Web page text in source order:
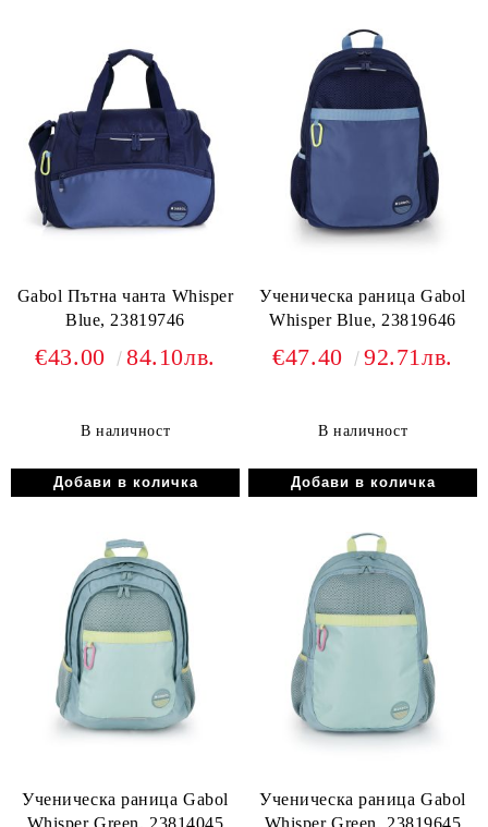
Gabol Пътна чанта Whisper
Blue, 23819746
€43.00 84.10лв.
В наличност
Ученическа раница Gabol
Whisper Blue, 23819646
€47.40 92.71лв.
В наличност
Ученическа раница Gabol
Whisper Green, 23814045
Ученическа раница Gabol
Whisper Green, 23819645